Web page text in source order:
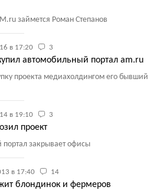
займется Роман Степанов
в 17:20 3
автомобильный портал am.ru
проекта медиахолдингом его бывший
в 19:10 3
проект
закрывает офисы
в 17:40 14
блондинок и фермеров